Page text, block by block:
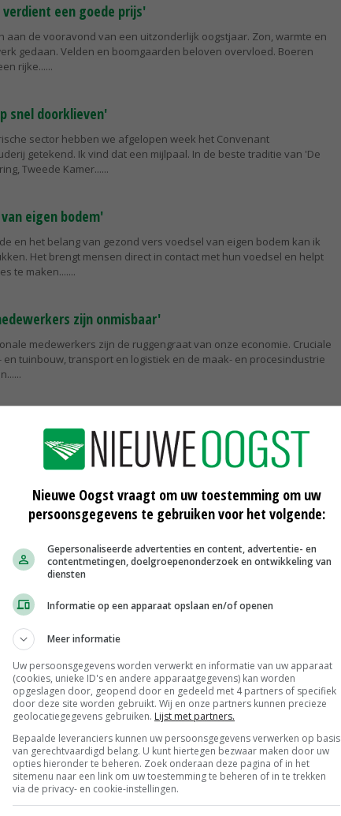
een goede prijs'
aan de vooravond van een uitzonderlijk oogstjaar. Zon, warmte en
gedaan. Velden en boomgaarden beloven overvloed. Boeren
rijke...
snel doorklieven'
sector hebben we afgelopen week het Convenant
getekend. Ik vind dat een mijlpaal. In de beste traditie van 'De
Tweede Kamer...
eigen bodem'
en het belang van gezond vers voedsel van eigen bodem kan ik
Het brengt mensen direct in contact met hun voedsel en helpt
te maken....
zijn onmisbaar'
medewerkers zijn de ruggengraat van onze economie. Cruciale
en tuinbouw, transport en logistiek en de maak- en procesindustrie
uw saeck'
column leest, is het werkbezoek van Eurocommissaris Christophe
aan ons land bijna achter de rug. Naast deelname aan het LTO
deze...
tot oplossingen'
eeuw vochten calvinisten en katholieken elkaar in ons land
hun eigen gelijk en vastbesloten om de ander te verketteren en
op elkaar letten'
wensen voor een gelukkig, gezond en voorspoedig jaar. Dat het net
als 2024; want financieel verliep het afgelopen jaar voor de
eigen aardappel eerst groeit'
van een nieuwe 'oude' president in de Verenigde Staten is
de vrije wereldhandel een flinke knauw te verduren krijgt. Ook
Nieuwe Oogst vraagt om uw toestemming om uw
persoonsgegevens te gebruiken voor het volgende:
Gepersonaliseerde advertenties en content, advertentie- en
contentmetingen, doelgroepenonderzoek en ontwikkeling van
diensten
Informatie op een apparaat opslaan en/of openen
Meer informatie
Uw persoonsgegevens worden verwerkt en informatie van uw apparaat
(cookies, unieke ID's en andere apparaatgegevens) kan worden
opgeslagen door, geopend door en gedeeld met 4 partners of specifiek
door deze site worden gebruikt. Wij en onze partners kunnen precieze
geolocatiegegevens gebruiken. Lijst met partners.
Bepaalde leveranciers kunnen uw persoonsgegevens verwerken op basis
van gerechtvaardigd belang. U kunt hiertegen bezwaar maken door uw
opties hieronder te beheren. Zoek onderaan deze pagina of in het
sitemenu naar een link om uw toestemming te beheren of in te trekken
via de privacy- en cookie-instellingen.